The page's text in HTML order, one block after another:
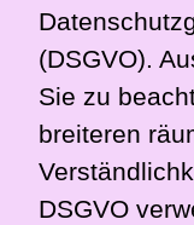
(DSGVO).
Sie zu
breiteren
DSGVO